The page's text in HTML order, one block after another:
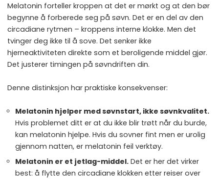
Melatonin forteller kroppen at det er mørkt og at den bør
begynne å forberede seg på søvn. Det er en del av den
circadiane rytmen – kroppens interne klokke. Men det
tvinger deg ikke til å sove. Det senker ikke
hjerneaktiviteten direkte som et beroligende middel gjør.
Det justerer timingen på søvndriften din.
Denne distinksjon har praktiske konsekvenser:
Melatonin hjelper med søvnstart, ikke søvnkvalitet.
Hvis problemet ditt er at du ikke blir trøtt når du burde,
kan melatonin hjelpe. Hvis du sovner fint men er urolig
gjennom natten, er melatonin feil verktøy.
Melatonin er et jetlag-middel. Det er her det virker
best: å flytte den circadiane klokken etter reiser over